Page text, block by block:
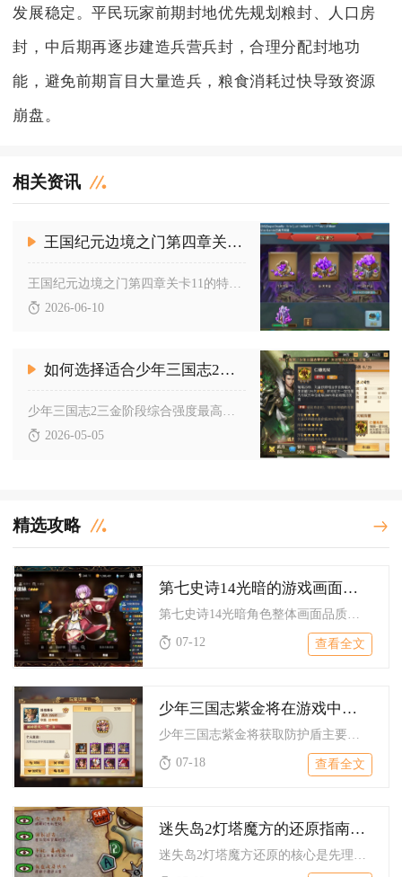
发展稳定。平民玩家前期封地优先规划粮封、人口房
封，中后期再逐步建造兵营兵封，合理分配封地功
能，避免前期盲目大量造兵，粮食消耗过快导致资源
崩盘。
相关资讯
王国纪元边境之门第四章关卡11有什么特殊要求
2026-06-10
如何选择适合少年三国志2三金最强阵容的阵营
2026-05-05
精选攻略
第七史诗14光暗的游戏画面如何
第七史诗14光暗角色整体画面品质属于游戏内第一梯队，立绘精致...
07-12
查看全文
少年三国志紫金将在游戏中如何获得防护盾
少年三国志紫金将获取防护盾主要依靠武将自身技能、阵营辅助紫金...
07-18
查看全文
迷失岛2灯塔魔方的还原指南如何理解